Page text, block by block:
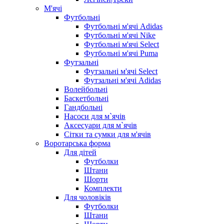
М'ячі
Футбольні
Футбольні м'ячі Adidas
Футбольні м'ячі Nike
Футбольні м'ячі Select
Футбольні м'ячі Puma
Футзальні
Футзальні м'ячі Select
Футзальні м'ячі Adidas
Волейбольні
Баскетбольні
Гандбольні
Насоси для м`ячів
Аксесуари для м`ячів
Сітки та сумки для м'ячів
Воротарська форма
Для дітей
Футболки
Штани
Шорти
Комплекти
Для чоловіків
Футболки
Штани